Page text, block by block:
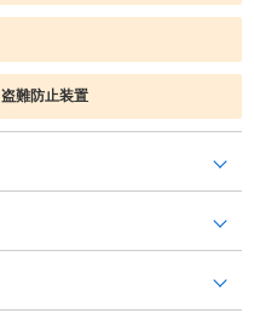
盗難防止装置